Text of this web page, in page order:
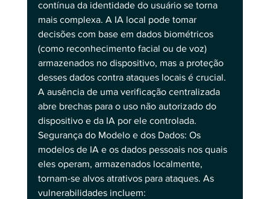
contínua da identidade do usuário se torna
mais complexa. A IA local pode tomar
decisões com base em dados biométricos
(como reconhecimento facial ou de voz)
armazenados no dispositivo, mas a proteção
desses dados contra ataques locais é crucial.
A ausência de uma verificação centralizada
abre brechas para o uso não autorizado do
dispositivo e da IA por ele controlada.
Segurança do Modelo e dos Dados: Os
modelos de IA e os dados pessoais nos quais
eles operam, armazenados localmente,
tornam-se alvos atrativos para ataques. As
vulnerabilidades incluem: